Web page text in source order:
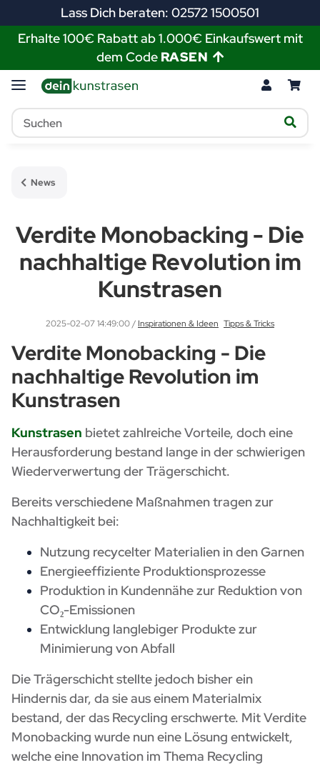
Lass Dich beraten: 02572 1500501
Erhalte 100€ Rabatt ab 1.000€ Einkaufswert mit
dem Code RASEN
News
Verdite Monobacking - Die
nachhaltige Revolution im
Kunstrasen
2025-02-07 14:49:00/ Inspirationen & Ideen Tipps & Tricks
Verdite Monobacking - Die
nachhaltige Revolution im
Kunstrasen
Kunstrasen bietet zahlreiche Vorteile, doch eine
Herausforderung bestand lange in der schwierigen
Wiederverwertung der Trägerschicht.
Bereits verschiedene Maßnahmen tragen zur
Nachhaltigkeit bei:
Nutzung recycelter Materialien in den Garnen
Energieeffiziente Produktionsprozesse
Produktion in Kundennähe zur Reduktion von
CO₂-Emissionen
Entwicklung langlebiger Produkte zur
Minimierung von Abfall
Die Trägerschicht stellte jedoch bisher ein
Hindernis dar, da sie aus einem Materialmix
bestand, der das Recycling erschwerte. Mit Verdite
Monobacking wurde nun eine Lösung entwickelt,
welche eine Innovation im Thema Recycling